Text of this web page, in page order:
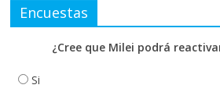
Encuestas
¿Cree que Milei podrá
Si